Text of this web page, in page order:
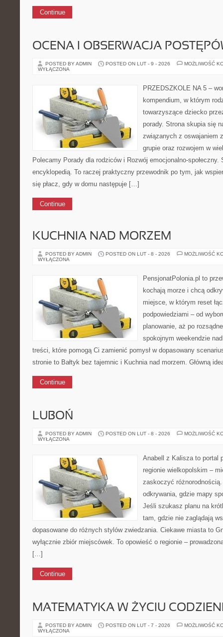
Continue
OCENA I OBSERWACJA
POSTED BY ADMIN POSTED ON LUT - 9 - 2026
MOŻLIWOŚĆ
WYŁĄCZONA
PRZEDSZKOLE NA 5 –
kompendium, w którym
towarzyszące dziecko
porady. Strona skupia się
związanych z oswajaniem
grupie oraz rozwojem w
Polecamy Porady dla rodziców i Rozwój emocjonalno-społeczny.
encyklopedią. To raczej praktyczny przewodnik po tym, jak
się płacz, gdy w domu następuje […]
Continue
KUCHNIA NAD MORZEM
POSTED BY ADMIN POSTED ON LUT - 8 - 2026
MOŻLIWOŚĆ
WYŁĄCZONA
PensjonatPolonia.pl to
kochają morze i chcą
miejsce, w którym reset
podpowiedziami – od
planowanie, aż po
spokojnym weekendzie
treści, które pomogą Ci zamienić pomysł w dopasowany
stronie to Bałtyk bez tajemnic i Kuchnia nad morzem. Główną
Continue
LUBOŃ
POSTED BY ADMIN POSTED ON LUT - 8 - 2026
MOŻLIWOŚĆ
WYŁĄCZONA
Anabell z Kalisza to portal
regionie wielkopolskim –
zaskoczyć
odkrywania, gdzie mapy
Jeśli szukasz planu na
tam, gdzie nie zaglądają
dopasowane do różnych stylów zwiedzania. Ciekawe miasta to
wyłącznie zbiór miejscówek. To opowieść o regionie –
[…]
Continue
MATEMATYKA W ŻYCIU
POSTED BY ADMIN POSTED ON LUT - 7 - 2026
MOŻLIWOŚĆ
WYŁĄCZONA